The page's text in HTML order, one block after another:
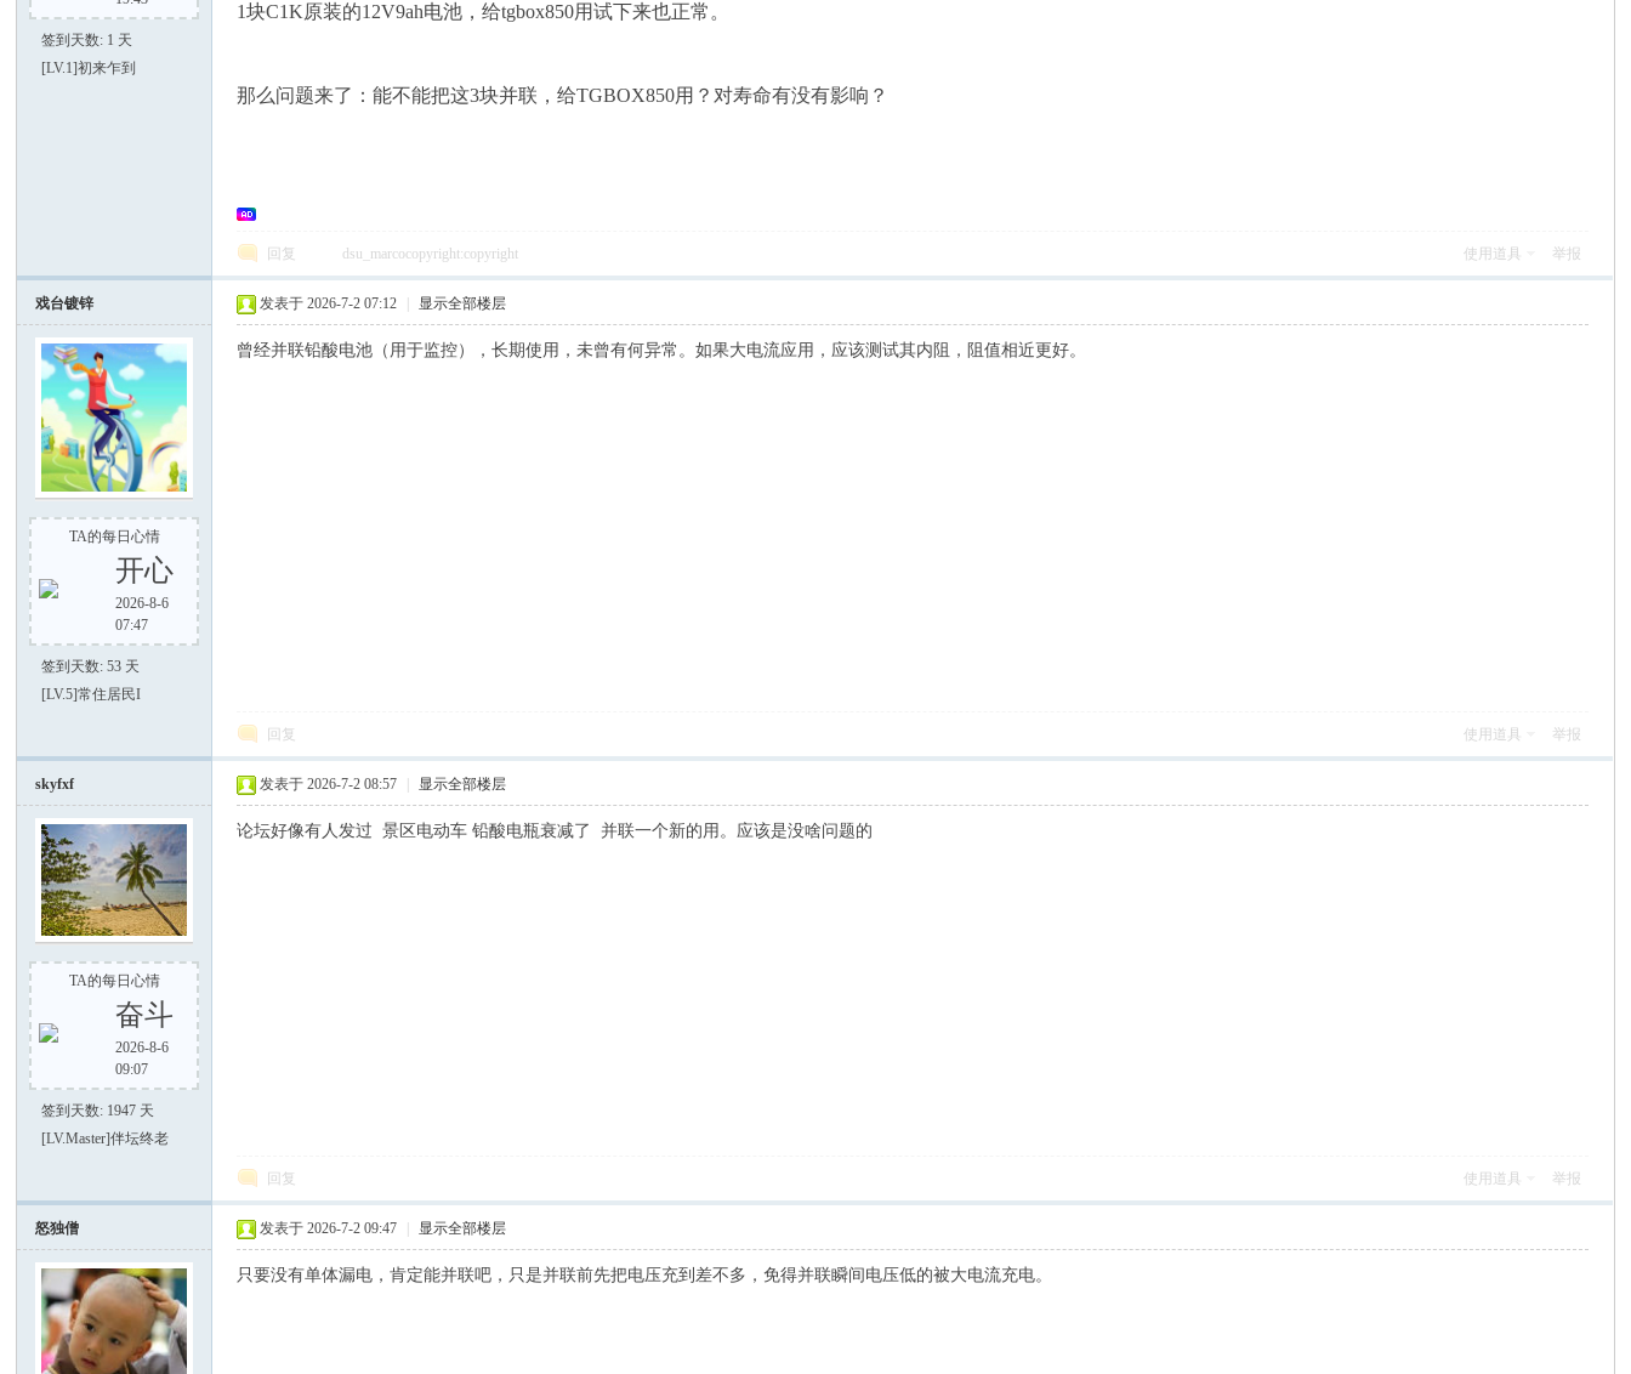
谈-
签到天数: 1 天
[LV.1]初来乍到
1块C1K原装的12V9ah电池，给tgbox850用试下来也正常。
那么问题来了：能不能把这3块并联，给TGBOX850用？对寿命有没有影响？
回复 dsu_marcocopyright:copyright 使用道具 举报
戏台镀锌
TA的每日心情
开心
2026-8-6
07:47
签到天数: 53 天
[LV.5]常住居民I
发表于 2026-7-2 07:12 显示全部楼层
曾经并联铅酸电池（用于监控），长期使用，未曾有何异常。如果大电流应用，应该测试其内阻，阻值相近更好。
回复 使用道具 举报
skyfxf
TA的每日心情
奋斗
2026-8-6
09:07
签到天数: 1947 天
[LV.Master]伴坛终老
发表于 2026-7-2 08:57 显示全部楼层
论坛好像有人发过 景区电动车 铅酸电瓶衰减了 并联一个新的用。应该是没啥问题的
回复 使用道具 举报
怒独僧 发表于 2026-7-2 09:47 显示全部楼层
只要没有单体漏电，肯定能并联吧，只是并联前先把电压充到差不多，免得并联瞬间电压低的被大电流充电。